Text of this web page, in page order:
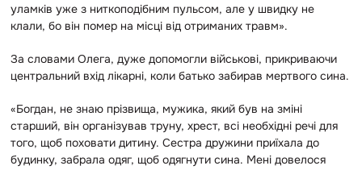
уламків уже з ниткоподібним пульсом, але у швидку не
клали, бо він помер на місці від отриманих травм».
За словами Олега, дуже допомогли військові, прикриваючи
центральний вхід лікарні, коли батько забирав мертвого сина.
«Богдан, не знаю прізвища, мужика, який був на зміні
старший, він організував труну, хрест, всі необхідні речі для
того, щоб поховати дитину. Сестра дружини приїхала до
будинку, забрала одяг, щоб одягнути сина. Мені довелося